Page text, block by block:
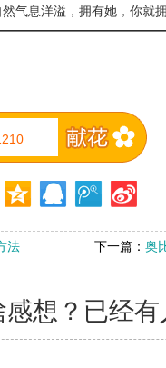
气息洋溢，拥有她，你就
法 下一篇： 奥
想？已经有